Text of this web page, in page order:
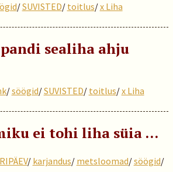
/SUVISTED/ toitlus/x Liha
sealiha ahju
/söögid/SUVISTED/ toitlus/x Liha
ei tohi liha süia …
/ karjandus/ metsloomad/söögid/